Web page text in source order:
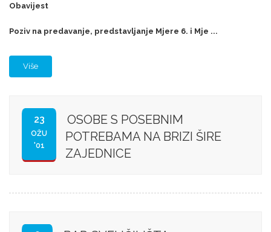
Obavijest
Poziv na predavanje, predstavljanje Mjere 6. i Mje ...
Više
23
OŽU
'01
OSOBE S POSEBNIM
POTREBAMA NA BRIZI ŠIRE
ZAJEDNICE